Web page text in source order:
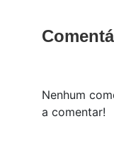
Nenhum
a comentar!